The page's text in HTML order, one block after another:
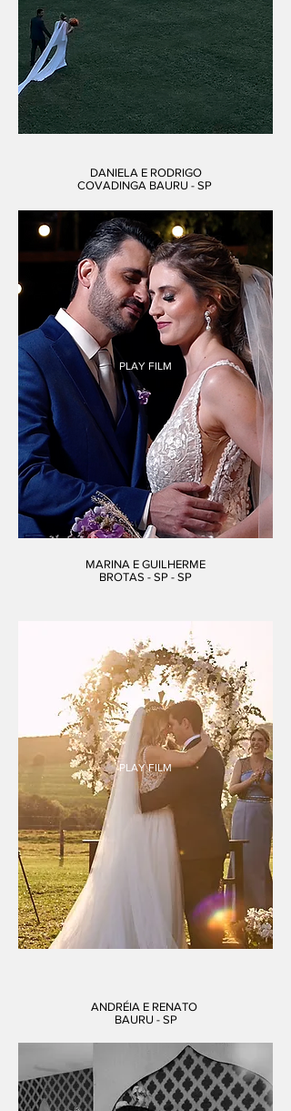
DANIELA E RODRIGO
COVADINGA BAURU - SP
PLAY FILM
MARINA E GUILHERME
BROTAS - SP - SP
PLAY FILM
ANDRÉIA E RENATO
BAURU - SP